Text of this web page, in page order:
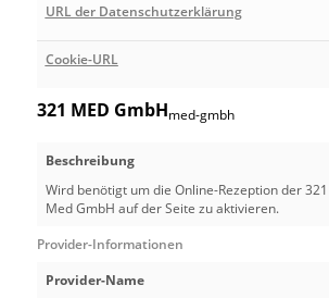
URL der Datenschutzerklärung
Cookie-URL
321 MED GmbHmed-gmbh
Beschreibung
Wird benötigt um die Online-Rezeption der 321
Med GmbH auf der Seite zu aktivieren.
Provider-Informationen
Provider-Name